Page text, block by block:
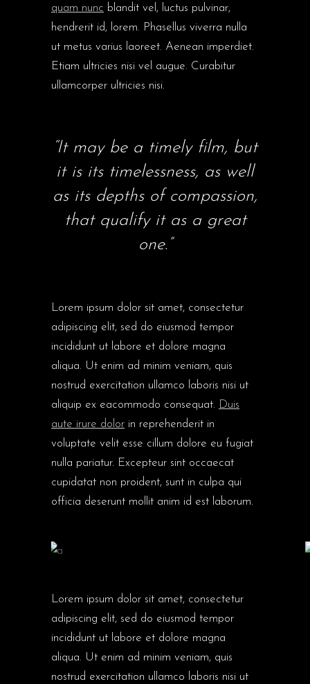
quam nunc blandit vel, luctus pulvinar,
hendrerit id, lorem. Phasellus viverra nulla
ut metus varius laoreet. Aenean imperdiet.
Etiam ultricies nisi vel augue. Curabitur
ullamcorper ultricies nisi.
“It may be a timely film, but
it is its timelessness, as well
as its depths of compassion,
that qualify it as a great
one.”
Lorem ipsum dolor sit amet, consectetur
adipiscing elit, sed do eiusmod tempor
incididunt ut labore et dolore magna
aliqua. Ut enim ad minim veniam, quis
nostrud exercitation ullamco laboris nisi ut
aliquip ex eacommodo consequat. Duis
aute irure dolor in reprehenderit in
voluptate velit esse cillum dolore eu fugiat
nulla pariatur. Excepteur sint occaecat
cupidatat non proident, sunt in culpa qui
officia deserunt mollit anim id est laborum.
Lorem ipsum dolor sit amet, consectetur
adipiscing elit, sed do eiusmod tempor
incididunt ut labore et dolore magna
aliqua. Ut enim ad minim veniam, quis
nostrud exercitation ullamco laboris nisi ut